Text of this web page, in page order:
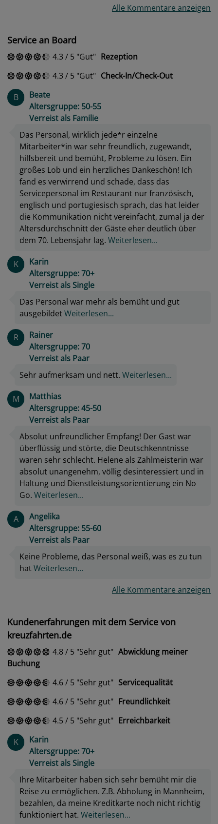
Alle Kommentare anzeigen
Service an Board
4.3 / 5 Gut
Rezeption
4.3 / 5 Gut
Check-In/Check-Out
B
Beate
Altersgruppe: 50-55
Verreist als Familie
Das Personal, wirklich jede*r einzelne
Mitarbeiter*in war sehr freundlich, zugewandt,
hilfsbereit und bemüht, Probleme zu lösen. Ein
großes Lob und ein herzliches Dankeschön! Ich
fand es verwirrend und schade, dass das
Servicepersonal im Restaurant nur französisch,
englisch und portugiesisch sprach, das hat leider
die Kommunikation nicht vereinfacht, zumal ja der
Altersdurchschnitt der Gäste eher deutlich über
dem 70. Lebensjahr lag. Weiterlesen...
K
Karin
Altersgruppe: 70+
Verreist als Single
Das Personal war mehr als bemüht und gut
ausgebildetWeiterlesen...
R
Rainer
Altersgruppe: 70
Verreist als Paar
Sehr aufmerksam und nett. Weiterlesen...
M
Matthias
Altersgruppe: 45-50
Verreist als Paar
Absolut unfreundlicher Empfang! Der Gast war
überflüssig und störte, die Deutschkenntnisse
waren sehr schlecht. Helene als Zahlmeisterin war
absolut unangenehm, völlig desinteressiert und in
Haltung und Dienstleistungsorientierung ein No
Go. Weiterlesen...
A
Angelika
Altersgruppe: 55-60
Verreist als Paar
Keine Probleme, das Personal weiß, was es zu tun
hatWeiterlesen...
Alle Kommentare anzeigen
Kundenerfahrungen mit dem Service von
kreuzfahrten.de
4.8/ 5 Sehr gut
Abwicklung meiner
Buchung
4.6/ 5 Sehr gut
Servicequalität
4.6/ 5 Sehr gut
Freundlichkeit
4.5/ 5 Sehr gut
Erreichbarkeit
K
Karin
Altersgruppe: 70+
Verreist als Single
Ihre Mitarbeiter haben sich sehr bemüht mir die
Reise zu ermöglichen. Z.B. Abholung in Mannheim,
bezahlen, da meine Kreditkarte noch nicht richtig
funktioniert hat. Weiterlesen...